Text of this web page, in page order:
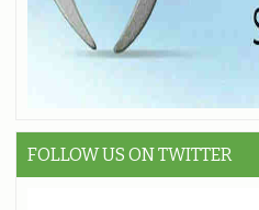
FOLLOW US ON TWITTER